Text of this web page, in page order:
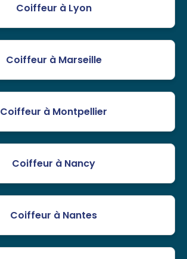
Coiffeur à Lyon
Coiffeur à Marseille
Coiffeur à Montpellier
Coiffeur à Nancy
Coiffeur à Nantes